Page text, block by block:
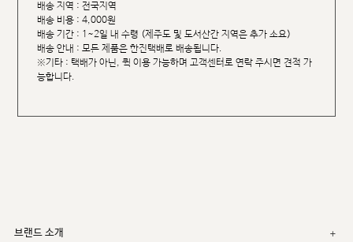
배송 지역 : 전국지역
배송 비용 : 4,000원
배송 기간 : 1~2일 내 수령 (제주도 및 도서산간 지역은 추가 소요)
배송 안내 : 모든 제품은 한진택배로 배송됩니다.
※기타 : 택배가 아닌, 퀵 이용 가능하며 고객센터로 연락 주시면 견적 가
능합니다.
브랜드 소개